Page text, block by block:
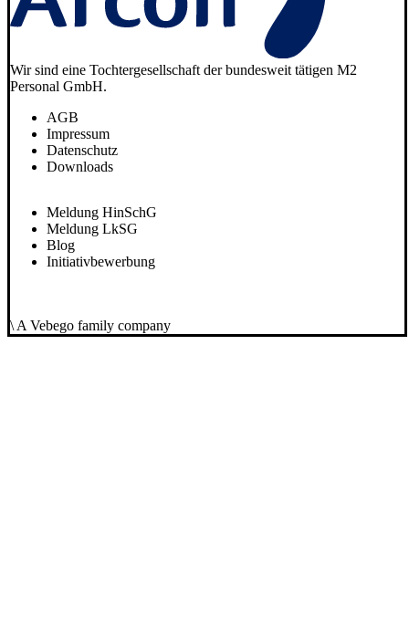
Wir sind eine Tochtergesellschaft der bundesweit tätigen M2
Personal GmbH.
AGB
Impressum
Datenschutz
Downloads
Meldung HinSchG
Meldung LkSG
Blog
Initiativbewerbung
\ A Vebego family company